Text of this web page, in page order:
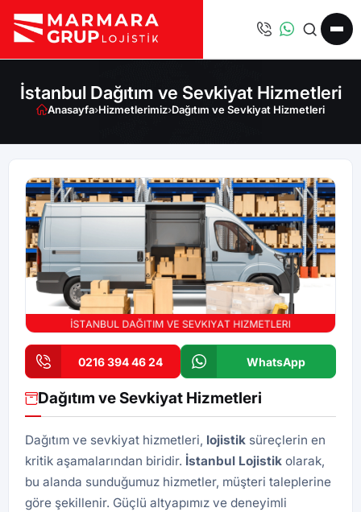
İstanbul Dağıtım ve Sevkiyat Hizmetleri
Anasayfa›Hizmetlerimiz›Dağıtım ve Sevkiyat Hizmetleri
0216 394 46 24 WhatsApp
Dağıtım ve Sevkiyat Hizmetleri
Dağıtım ve sevkiyat hizmetleri, lojistik süreçlerin en
kritik aşamalarından biridir. İstanbul Lojistik olarak,
bu alanda sunduğumuz hizmetler, müşteri taleplerine
göre şekillenir. Güçlü altyapımız ve deneyimli